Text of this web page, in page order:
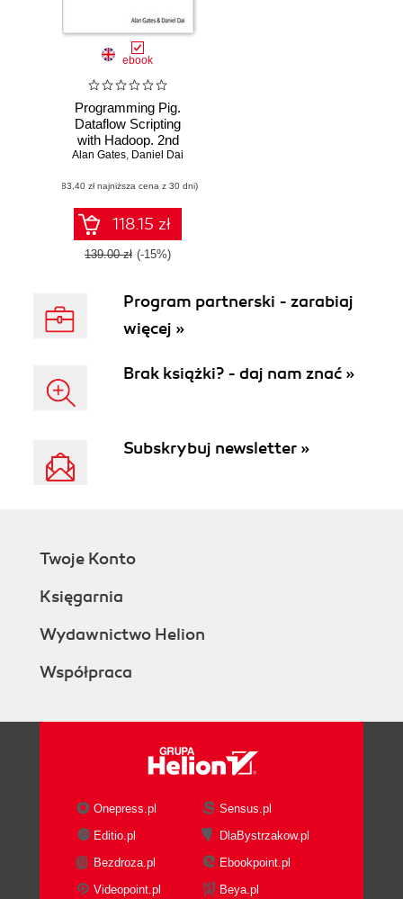
ebook
Programming Pig.
Dataflow Scripting
with Hadoop. 2nd
Edition
Alan Gates, Daniel Dai
(83,40 zł najniższa cena z 30 dni)
118.15 zł
139.00 zł (-15%)
Program partnerski - zarabiaj
więcej »
Brak książki? - daj nam znać »
Subskrybuj newsletter »
Twoje Konto
Księgarnia
Wydawnictwo Helion
Współpraca
Onepress.pl
Sensus.pl
Editio.pl
DlaBystrzakow.pl
Bezdroza.pl
Ebookpoint.pl
Videopoint.pl
Beya.pl